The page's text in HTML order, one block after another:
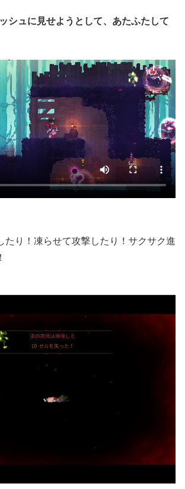
シュに見せようとして、あたふたして
たり！凍らせて攻撃したり！サクサク進